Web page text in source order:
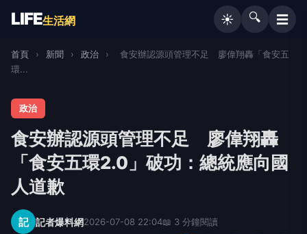
LIFE生活網 ☀️ 🔍 ☰
首頁 › 新聞 › 政治 ›
食安辦認源頭管理不足 廖偉翔轟「食安五
環...
政治
食安辦認源頭管理不足 廖偉翔轟
「食安五環2.0」破功：總統應向國
人道歉
記 記者爆料網2026-07-08 22:04📖 3 分鐘閱讀